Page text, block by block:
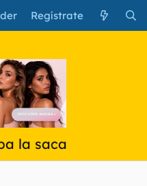
Regístrate
la saca